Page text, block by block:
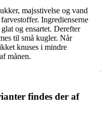
majsstivelse og vand
Ingredienserne
og ensartet. Derefter
til små kugler. Når
knuses i mindre
månen.
findes der af